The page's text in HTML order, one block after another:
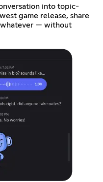
into topic-
game release, share
— without